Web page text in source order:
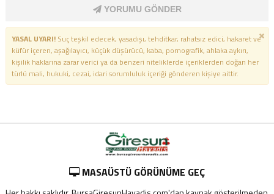
YORUMU GÖNDER
YASAL UYARI!Suç teşkil edecek, yasadışı, tehditkar, rahatsız edici, hakaret ve
küfür içeren, aşağılayıcı, küçük düşürücü, kaba, pornografik, ahlaka aykırı,
kişilik haklarına zarar verici ya da benzeri niteliklerde içeriklerden doğan her
türlü mali, hukuki, cezai, idari sorumluluk içeriği gönderen kişiye aittir.
MASAÜSTÜ GÖRÜNÜME GEÇ